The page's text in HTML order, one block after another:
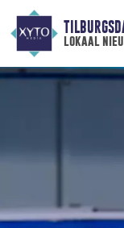
lokaal